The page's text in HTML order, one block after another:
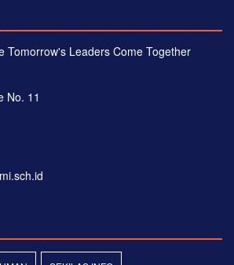
Tomorrow's Leaders Come Together
No. 11